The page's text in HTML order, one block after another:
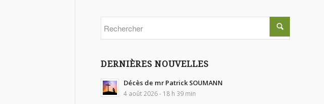
DERNIÈRES NOUVELLES
Décès de mr Patrick SOUMANN
4 août 2026 - 18 h 39 min